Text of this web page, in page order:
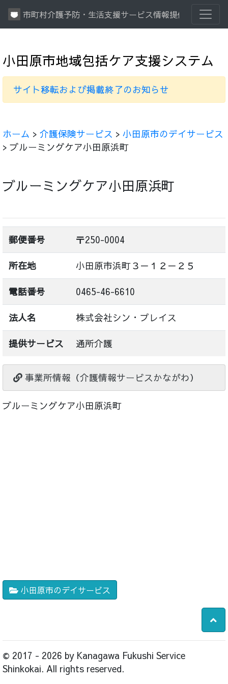
市町村介護予防・生活支援サービス情報提供システム
小田原市地域包括ケア支援システム
サイト移転および掲載終了のお知らせ
ホーム > 介護保険サービス > 小田原市のデイサービス
> ブルーミングケア小田原浜町
ブルーミングケア小田原浜町
郵便番号 〒250-0004
所在地 小田原市浜町３－１２－２５
電話番号 0465-46-6610
法人名 株式会社シン・プレイス
提供サービス 通所介護
事業所情報（介護情報サービスかながわ）
ブルーミングケア小田原浜町
小田原市のデイサービス
© 2017 - 2026 by Kanagawa Fukushi Service
Shinkokai. All rights reserved.